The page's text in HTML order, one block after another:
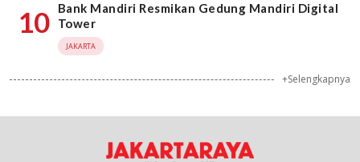
10
Bank Mandiri Resmikan Gedung Mandiri Digital
Tower
JAKARTA
+Selengkapnya